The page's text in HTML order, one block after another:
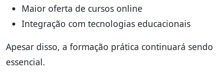
Maior oferta de cursos online
Integração com tecnologias educacionais
Apesar disso, a formação prática continuará sendo
essencial.